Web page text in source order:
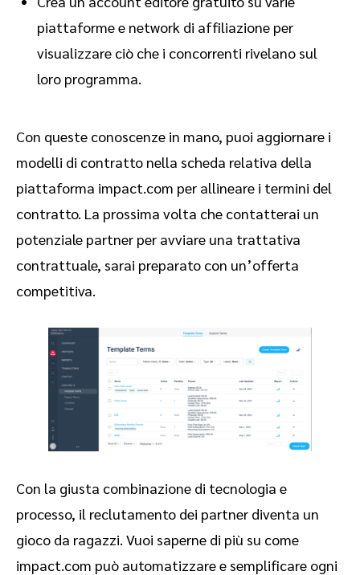
piattaforme e network di affiliazione per
visualizzare ciò che i concorrenti rivelano sul
loro programma.
Con queste conoscenze in mano, puoi aggiornare i
modelli di contratto nella scheda relativa della
piattaforma impact.com per allineare i termini del
contratto. La prossima volta che contatterai un
potenziale partner per avviare una trattativa
contrattuale, sarai preparato con un’offerta
competitiva.
Con la giusta combinazione di tecnologia e
processo, il reclutamento dei partner diventa un
gioco da ragazzi. Vuoi saperne di più su come
impact.com può automatizzare e semplificare ogni